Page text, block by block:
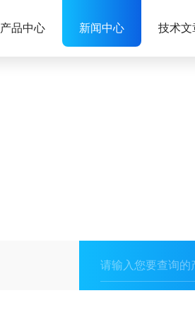
产品中心 新闻中心 技术文